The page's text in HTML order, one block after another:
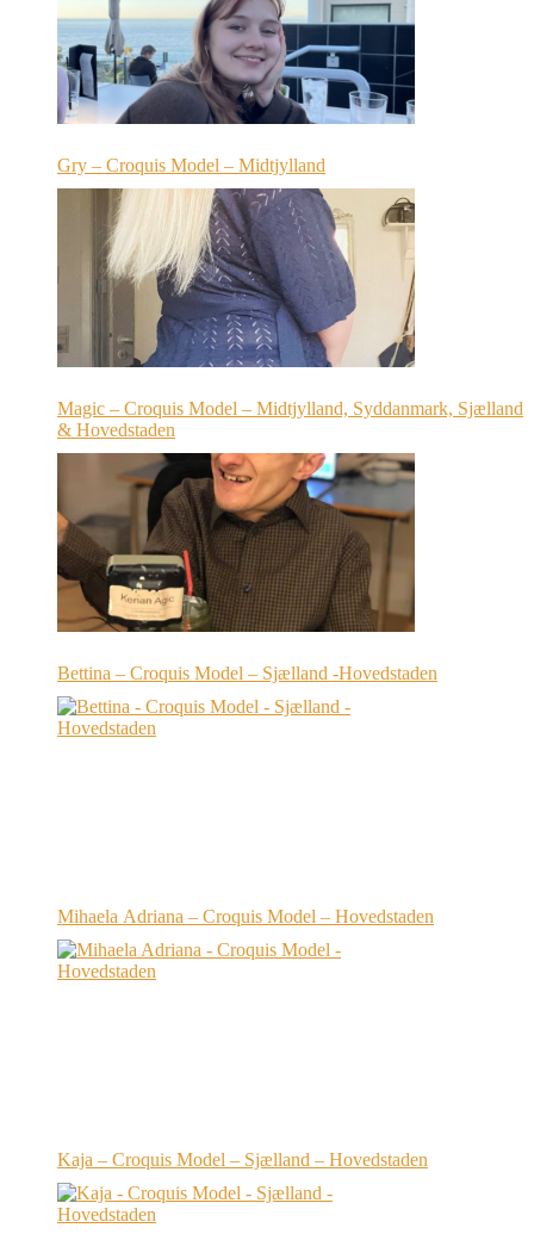
Gry – Croquis Model – Midtjylland
Magic – Croquis Model – Midtjylland, Syddanmark, Sjælland
& Hovedstaden
Bettina – Croquis Model – Sjælland -Hovedstaden
Mihaela Adriana – Croquis Model – Hovedstaden
Kaja – Croquis Model – Sjælland – Hovedstaden